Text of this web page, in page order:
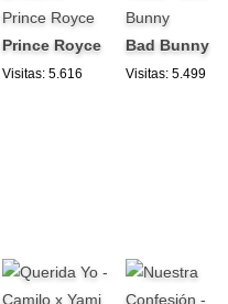
Prince Royce
Prince Royce
Visitas: 5.616
Bunny
Bad Bunny
Visitas: 5.499